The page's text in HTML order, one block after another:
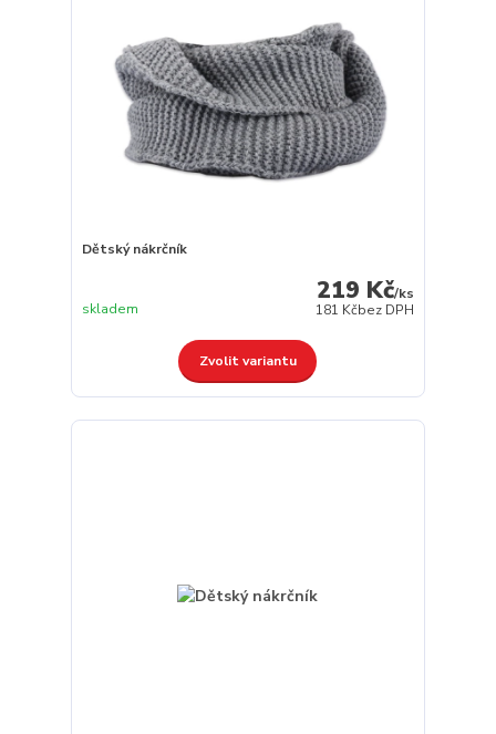
Dětský nákrčník
219 Kč/ks
181 Kčbez DPH
skladem
Zvolit variantu